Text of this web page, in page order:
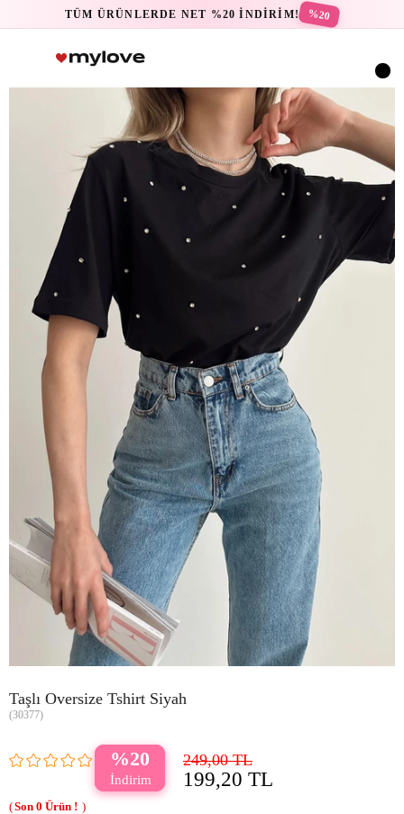
TÜM ÜRÜNLERDE NET %20 İNDİRİM! %20
Taşlı Oversize Tshirt Siyah
(30377)
20 249,00 TL
199,20 TL
0